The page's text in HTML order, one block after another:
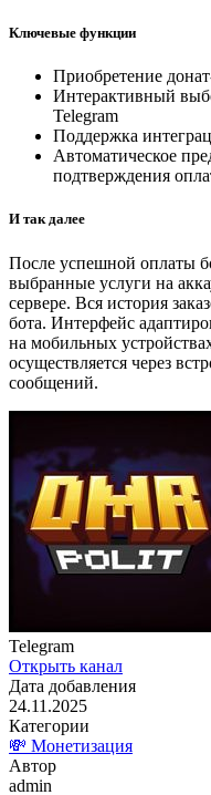
Ключевые функции
Приобретение
Интерактивный
Telegram
Поддержка
Автоматическое
подтверждения
И так далее
После успешной оплаты
выбранные услуги на
сервере. Вся история
бота. Интерфейс
на мобильных
осуществляется через
сообщений.
Telegram
Открыть канал
Дата добавления
24.11.2025
Категории
💸 Монетизация
Автор
admin